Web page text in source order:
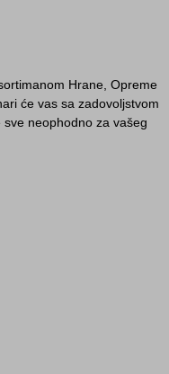
Hrane, Opreme
će vas sa zadovoljstvom
neophodno za vašeg